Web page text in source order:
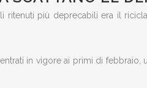
più deprecabili era il
in vigore ai primi di